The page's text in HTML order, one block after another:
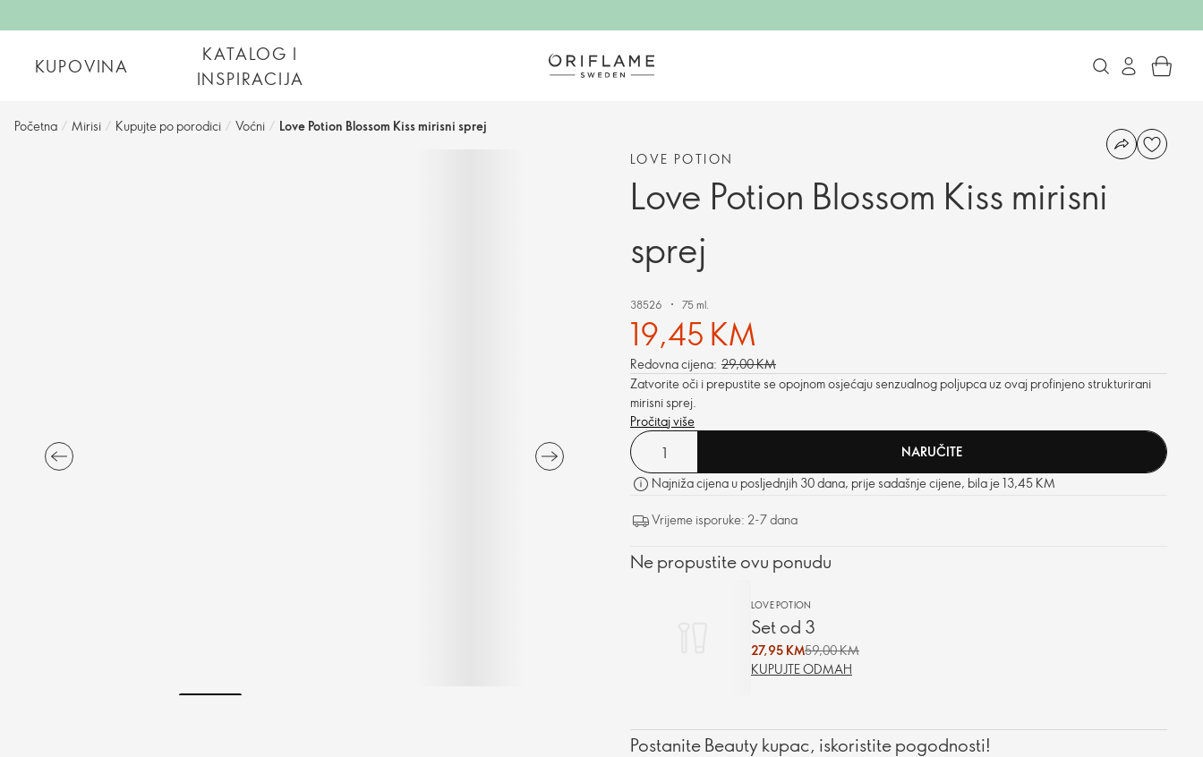
KUPOVINA
KATALOG I
INSPIRACIJA
Početna / Mirisi / Kupujte po porodici / Voćni / Love Potion Blossom Kiss mirisni sprej
LOVE POTION
Love Potion Blossom Kiss mirisni
sprej
38526 75 ml.
19,45 KM
Redovna cijena: 29,00 KM
Zatvorite oči i prepustite se opojnom osjećaju senzualnog poljupca uz ovaj profinjeno strukturirani
mirisni sprej.
Pročitaj više
NARUČITE
Najniža cijena u posljednjih 30 dana, prije sadašnje cijene, bila je 13,45 KM
Vrijeme isporuke: 2-7 dana
Ne propustite ovu ponudu
LOVE POTION
Set od 3
27,95 KM59,00 KM
KUPUJTE ODMAH
Postanite Beauty kupac, iskoristite pogodnosti!